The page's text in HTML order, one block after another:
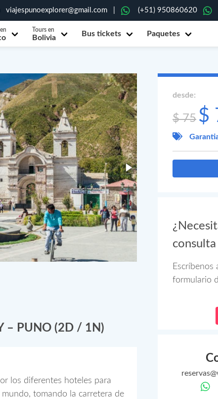
viajespunoexplorer@gmail.com (+51) 950860620
Tours en
Bolivia Bus tickets Paquetes
– PUNO (2D / 1N)
los diferentes hoteles para
tomando la carretera de
desde:
$ 75 $
Escríbenos
formulario